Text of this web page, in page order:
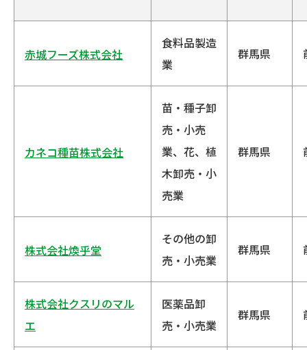
赤城フーズ株式会社
食料品製造
業
群馬県
カネコ種苗株式会社
苗・種子卸
売・小売
業、花、植
木卸売・小
売業
群馬県
株式会社煥乎堂
その他の卸
売・小売業
群馬県
株式会社クスリのマル
エ
医薬品卸
売・小売業
群馬県